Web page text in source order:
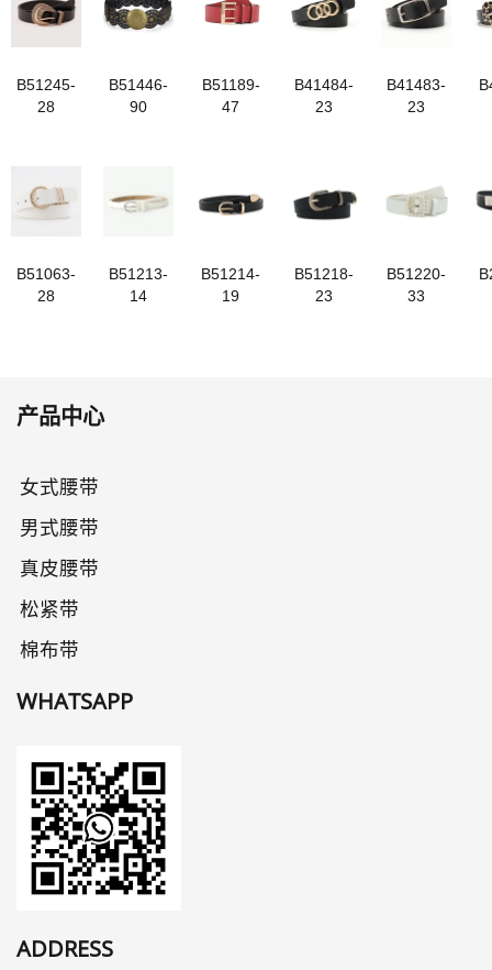
B51245-
28
B51446-
90
B51189-
47
B41484-
23
B41483-
23
B51063-
28
B51213-
14
B51214-
19
B51218-
23
B51220-
33
产品中心
女式腰带
男式腰带
真皮腰带
松紧带
棉布带
WHATSAPP
ADDRESS